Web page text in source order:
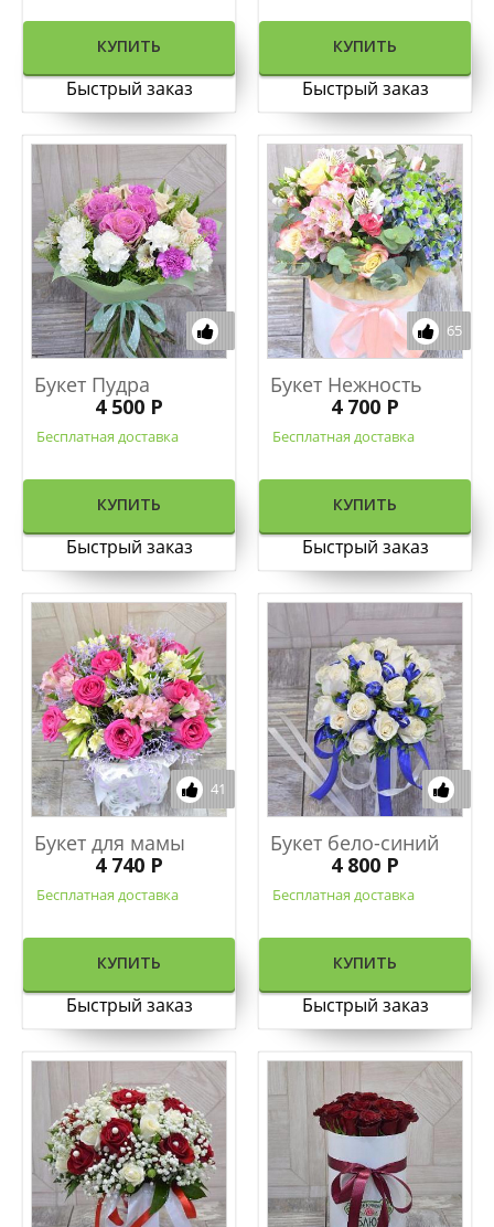
КУПИТЬ
Быстрый заказ
КУПИТЬ
Быстрый заказ
Букет Пудра
4 500 Р
Бесплатная доставка
КУПИТЬ
Быстрый заказ
65
Букет Нежность
4 700 Р
Бесплатная доставка
КУПИТЬ
Быстрый заказ
41
Букет для мамы
4 740 Р
Бесплатная доставка
КУПИТЬ
Быстрый заказ
Букет бело-синий
4 800 Р
Бесплатная доставка
КУПИТЬ
Быстрый заказ